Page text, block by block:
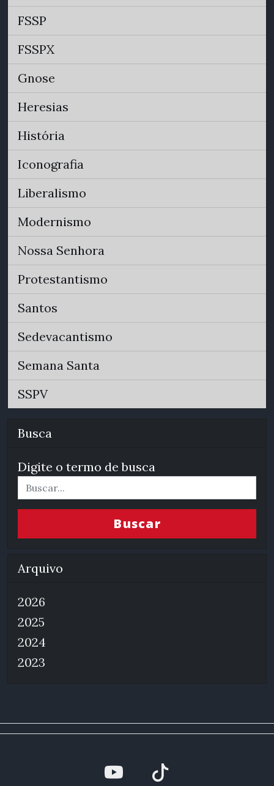
FSSP
FSSPX
Gnose
Heresias
História
Iconografia
Liberalismo
Modernismo
Nossa Senhora
Protestantismo
Santos
Sedevacantismo
Semana Santa
SSPV
Busca
Digite o termo de busca
Buscar
Arquivo
2026
2025
2024
2023